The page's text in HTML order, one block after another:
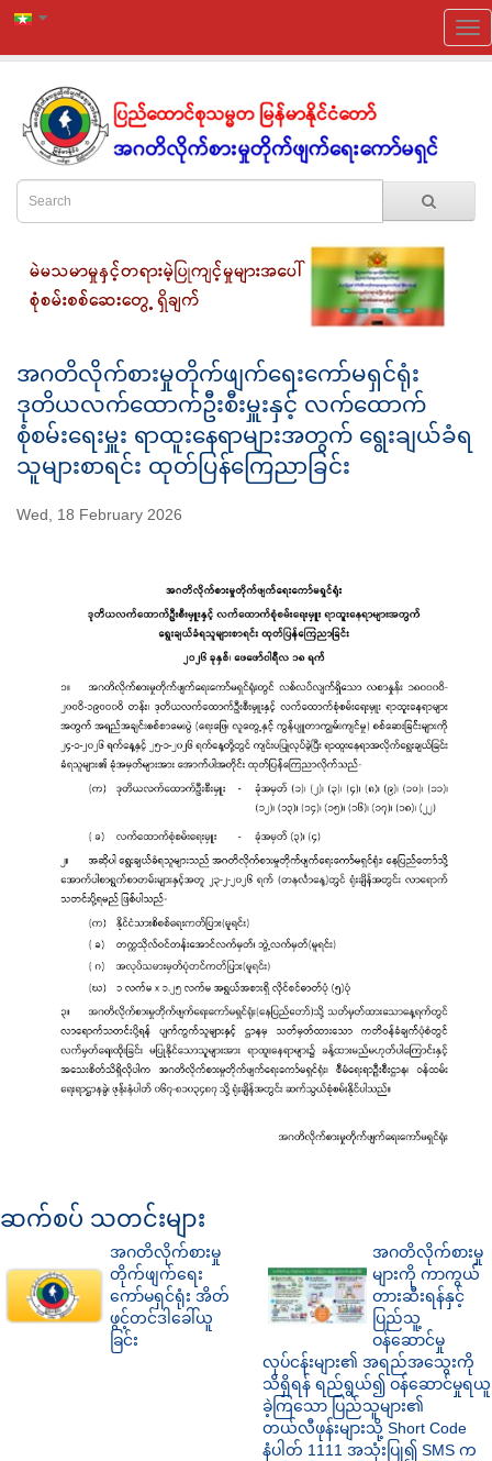
အဂတိလိုက်စားမှုတိုက်ဖျက်ရေးကော်မရှင်ရုံး
ဒုတိယလက်ထောက်ဦးစီးမှူးနှင့် လက်ထောက်
စုံစမ်းရေးမှူး ရာထူးနေရာများအတွက် ရွေးချယ်ခံရ
သူများစာရင်း ထုတ်ပြန်ကြေညာခြင်း
Wed, 18 February 2026
ဆက်စပ် သတင်းများ
အဂတိလိုက်စားမှု
တိုက်ဖျက်ရေး
ကော်မရှင်ရုံး အိတ်
ဖွင့်တင်ဒါခေါ်ယူ
ခြင်း
အဂတိလိုက်စားမှု
များကို ကာကွယ်
တားဆီးရန်နှင့်
ပြည်သူ့
ဝန်ဆောင်မှု
လုပ်ငန်းများ၏ အရည်အသွေးကို
သိရှိရန် ရည်ရွယ်၍ ဝန်ဆောင်မှုရယူ
ခဲ့ကြသော ပြည်သူများ၏
တယ်လီဖုန်းများသို့ Short Code
နံပါတ် 1111 အသုံးပြု၍ SMS က